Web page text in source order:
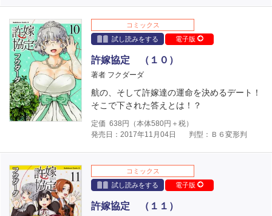
コミックス
試し読みをする
電子版
許嫁協定 （１０）
著者 フクダーダ
航の、そして許嫁達の運命を決めるデート！
そこで下された答えとは！？
定価 638 円（本体580円＋税）
発売日：2017年11月04日
判型：Ｂ６変形判
コミックス
試し読みをする
電子版
許嫁協定 （１１）